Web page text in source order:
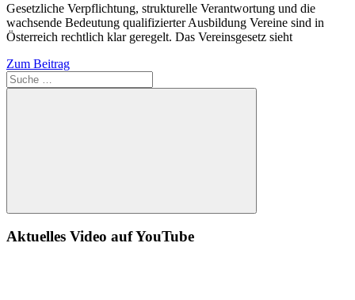
Gesetzliche Verpflichtung, strukturelle Verantwortung und die
wachsende Bedeutung qualifizierter Ausbildung Vereine sind in
Österreich rechtlich klar geregelt. Das Vereinsgesetz sieht
Zum Beitrag
Suche
Aktuelles Video auf YouTube